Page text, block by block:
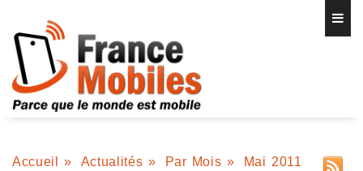
Accueil » Actualités » Par Mois » Mai 2011